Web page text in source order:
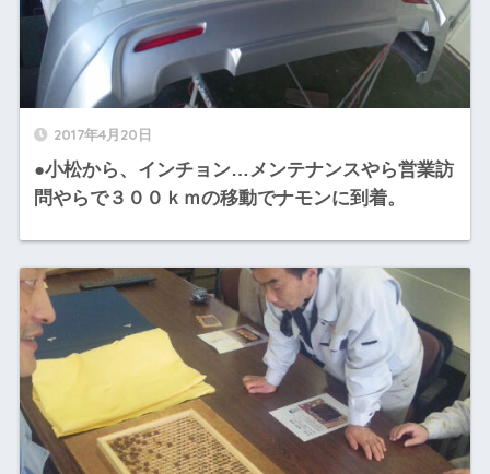
2017年4月20日
●小松から、インチョン…メンテナンスやら営業訪
問やらで３００ｋｍの移動でナモンに到着。